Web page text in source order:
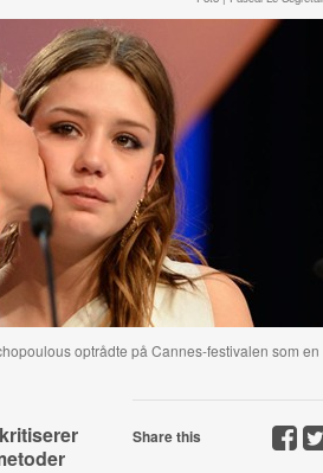
optrådte på Cannes-festivalen som en
Share this